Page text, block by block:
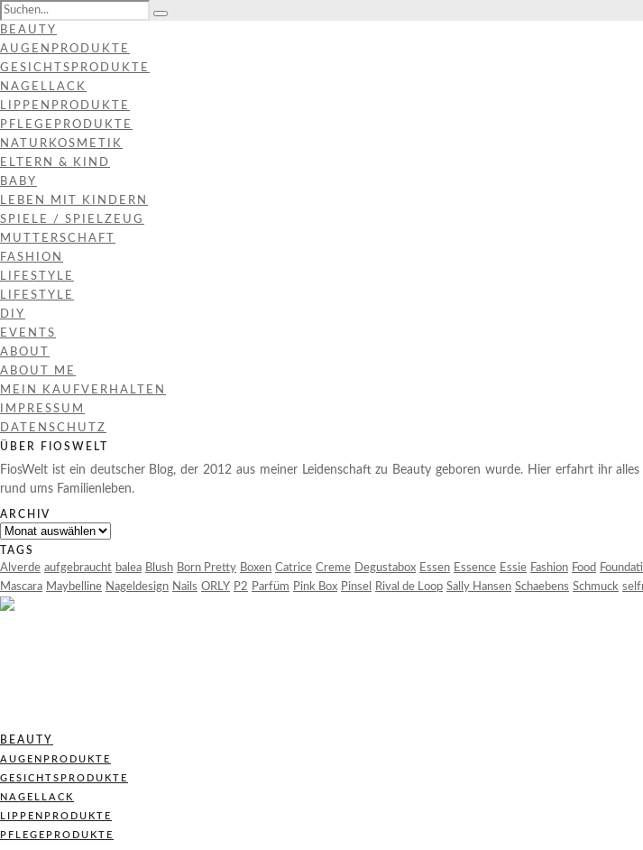
BEAUTY
AUGENPRODUKTE
GESICHTSPRODUKTE
NAGELLACK
LIPPENPRODUKTE
PFLEGEPRODUKTE
NATURKOSMETIK
ELTERN & KIND
BABY
LEBEN MIT KINDERN
SPIELE / SPIELZEUG
MUTTERSCHAFT
FASHION
LIFESTYLE
LIFESTYLE
DIY
EVENTS
ABOUT
ABOUT ME
MEIN KAUFVERHALTEN
IMPRESSUM
DATENSCHUTZ
ÜBER FIOSWELT
FiosWelt ist ein deutscher Blog, der 2012 aus meiner Leidenschaft zu Beauty geboren wurde. Hier erfahrt ihr
rund ums Familienleben.
ARCHIV
Archiv
TAGS
Alverde aufgebraucht balea Blush Born Pretty Boxen Catrice Creme Degustabox Essen Essence Essie Fashion Food
Mascara Maybelline Nageldesign Nails ORLY P2 Parfüm Pink Box Pinsel Rival de Loop Sally Hansen Schaebens Schmuck
BEAUTY
AUGENPRODUKTE
GESICHTSPRODUKTE
NAGELLACK
LIPPENPRODUKTE
PFLEGEPRODUKTE